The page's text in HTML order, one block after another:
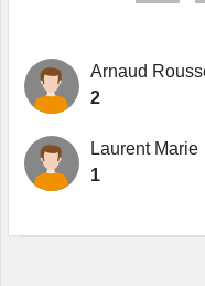
Arnaud
2
Laurent Marie
1